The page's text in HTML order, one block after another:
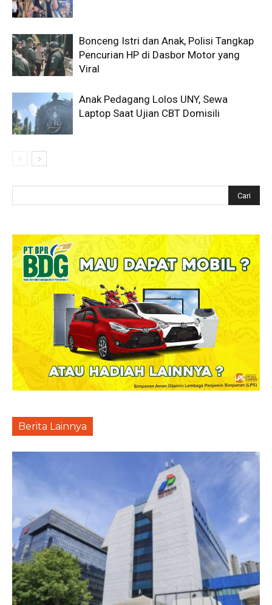
Bonceng Istri dan Anak, Polisi Tangkap
Pencurian HP di Dasbor Motor yang
Viral
Anak Pedagang Lolos UNY, Sewa
Laptop Saat Ujian CBT Domisili
Berita Lainnya